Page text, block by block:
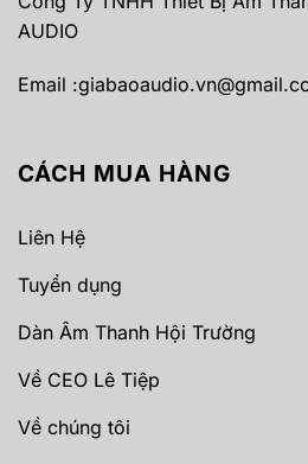
AUDIO
Email :
CÁCH MUA HÀNG
Liên Hệ
Tuyển dụng
Dàn Âm Thanh Hội Trường
Về CEO Lê Tiệp
Về chúng tôi